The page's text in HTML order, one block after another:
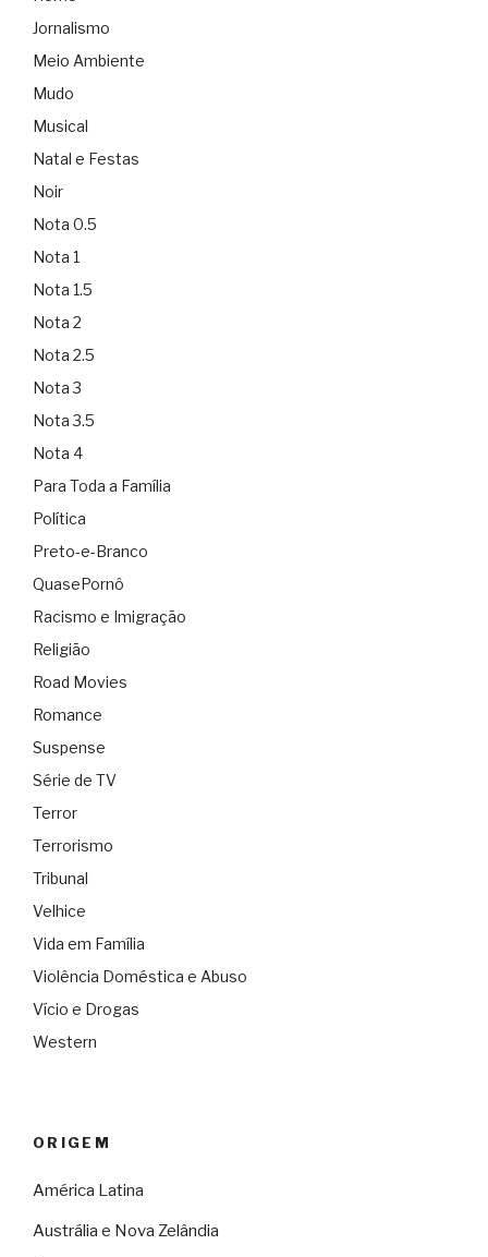
Jornalismo
Meio Ambiente
Mudo
Musical
Natal e Festas
Noir
Nota 0.5
Nota 1
Nota 1.5
Nota 2
Nota 2.5
Nota 3
Nota 3.5
Nota 4
Para Toda a Família
Política
Preto-e-Branco
QuasePornô
Racismo e Imigração
Religião
Road Movies
Romance
Suspense
Série de TV
Terror
Terrorismo
Tribunal
Velhice
Vida em Família
Violência Doméstica e Abuso
Vício e Drogas
Western
ORIGEM
América Latina
Austrália e Nova Zelândia